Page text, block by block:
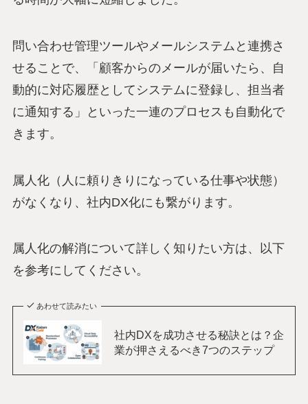
問い合わせ管理ツールやメールシステムと連携さ
せることで、「顧客からのメールが届いたら、自
動的に対応履歴としてシステムに登録し、担当者
に通知する」といった一連のプロセスも自動化で
きます。
属人化（人に頼りきりになっている仕事や状態）
がなくなり、社内DX化にも繋がります。
属人化の解消について詳しく知りたい方は、以下
を参考にしてください。
あわせて読みたい
社内DXを成功させる秘訣とは？企
業が押さえるべき7つのステップ